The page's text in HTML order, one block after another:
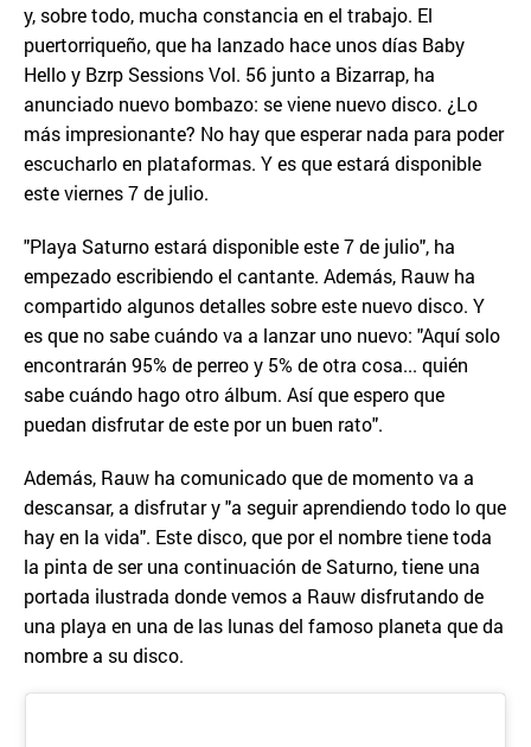
y, sobre todo, mucha constancia en el trabajo. El
puertorriqueño, que ha lanzado hace unos días Baby
Hello y Bzrp Sessions Vol. 56 junto a Bizarrap, ha
anunciado nuevo bombazo: se viene nuevo disco. ¿Lo
más impresionante? No hay que esperar nada para poder
escucharlo en plataformas. Y es que estará disponible
este viernes 7 de julio.
"Playa Saturno estará disponible este 7 de julio", ha
empezado escribiendo el cantante. Además, Rauw ha
compartido algunos detalles sobre este nuevo disco. Y
es que no sabe cuándo va a lanzar uno nuevo: "Aquí solo
encontrarán 95% de perreo y 5% de otra cosa... quién
sabe cuándo hago otro álbum. Así que espero que
puedan disfrutar de este por un buen rato".
Además, Rauw ha comunicado que de momento va a
descansar, a disfrutar y "a seguir aprendiendo todo lo que
hay en la vida". Este disco, que por el nombre tiene toda
la pinta de ser una continuación de Saturno, tiene una
portada ilustrada donde vemos a Rauw disfrutando de
una playa en una de las lunas del famoso planeta que da
nombre a su disco.